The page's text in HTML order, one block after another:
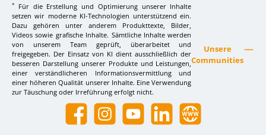
*
Für die Erstellung und Optimierung unserer Inhalte
setzen wir moderne KI-Technologien unterstützend ein.
Dazu gehören unter anderem Produkttexte, Bilder,
Videos sowie grafische Inhalte. Sämtliche Inhalte werden
von unserem Team geprüft, überarbeitet und
freigegeben. Der Einsatz von KI dient ausschließlich der
besseren Darstellung unserer Produkte und Leistungen,
einer verständlicheren Informationsvermittlung und
einer höheren Qualität unserer Inhalte. Eine Verwendung
zur Täuschung oder Irreführung erfolgt nicht.
Unsere
Communities
Facebook InstagramYouTube LinkedIn Website